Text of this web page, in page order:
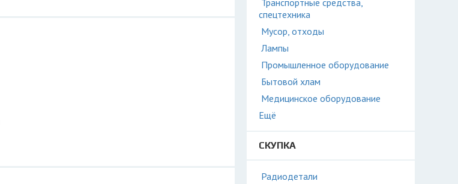
Транспортные средства,
спецтехника
Мусор, отходы
Лампы
Промышленное оборудование
Бытовой хлам
Медицинское оборудование
Ещё
СКУПКА
Радиодетали